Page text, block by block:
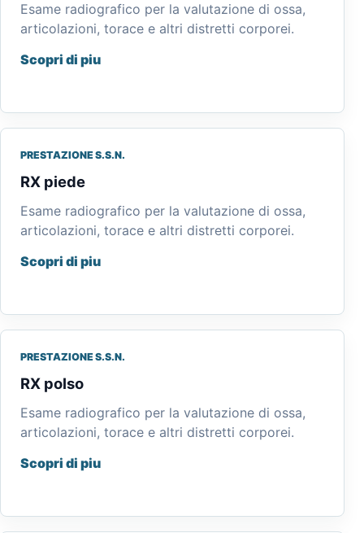
Esame radiografico per la valutazione di ossa,
articolazioni, torace e altri distretti corporei.
Scopri di piu
PRESTAZIONE S.S.N.
RX piede
Esame radiografico per la valutazione di ossa,
articolazioni, torace e altri distretti corporei.
Scopri di piu
PRESTAZIONE S.S.N.
RX polso
Esame radiografico per la valutazione di ossa,
articolazioni, torace e altri distretti corporei.
Scopri di piu